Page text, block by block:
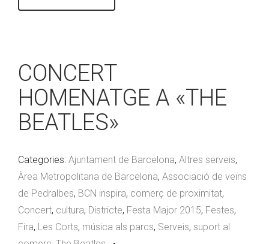
CONCERT
HOMENATGE A «THE
BEATLES»
Categories: Ajuntament de Barcelona, Altres serveis,
Àrea Metropolitana de Barcelona, Associació de veïns
de Pedralbes, BCN inspira, comerç de proximitat,
Concert, cultura, Districte, Festa Major 2015, Festes,
Fira, Les Corts, música als parcs, Serveis, suport al